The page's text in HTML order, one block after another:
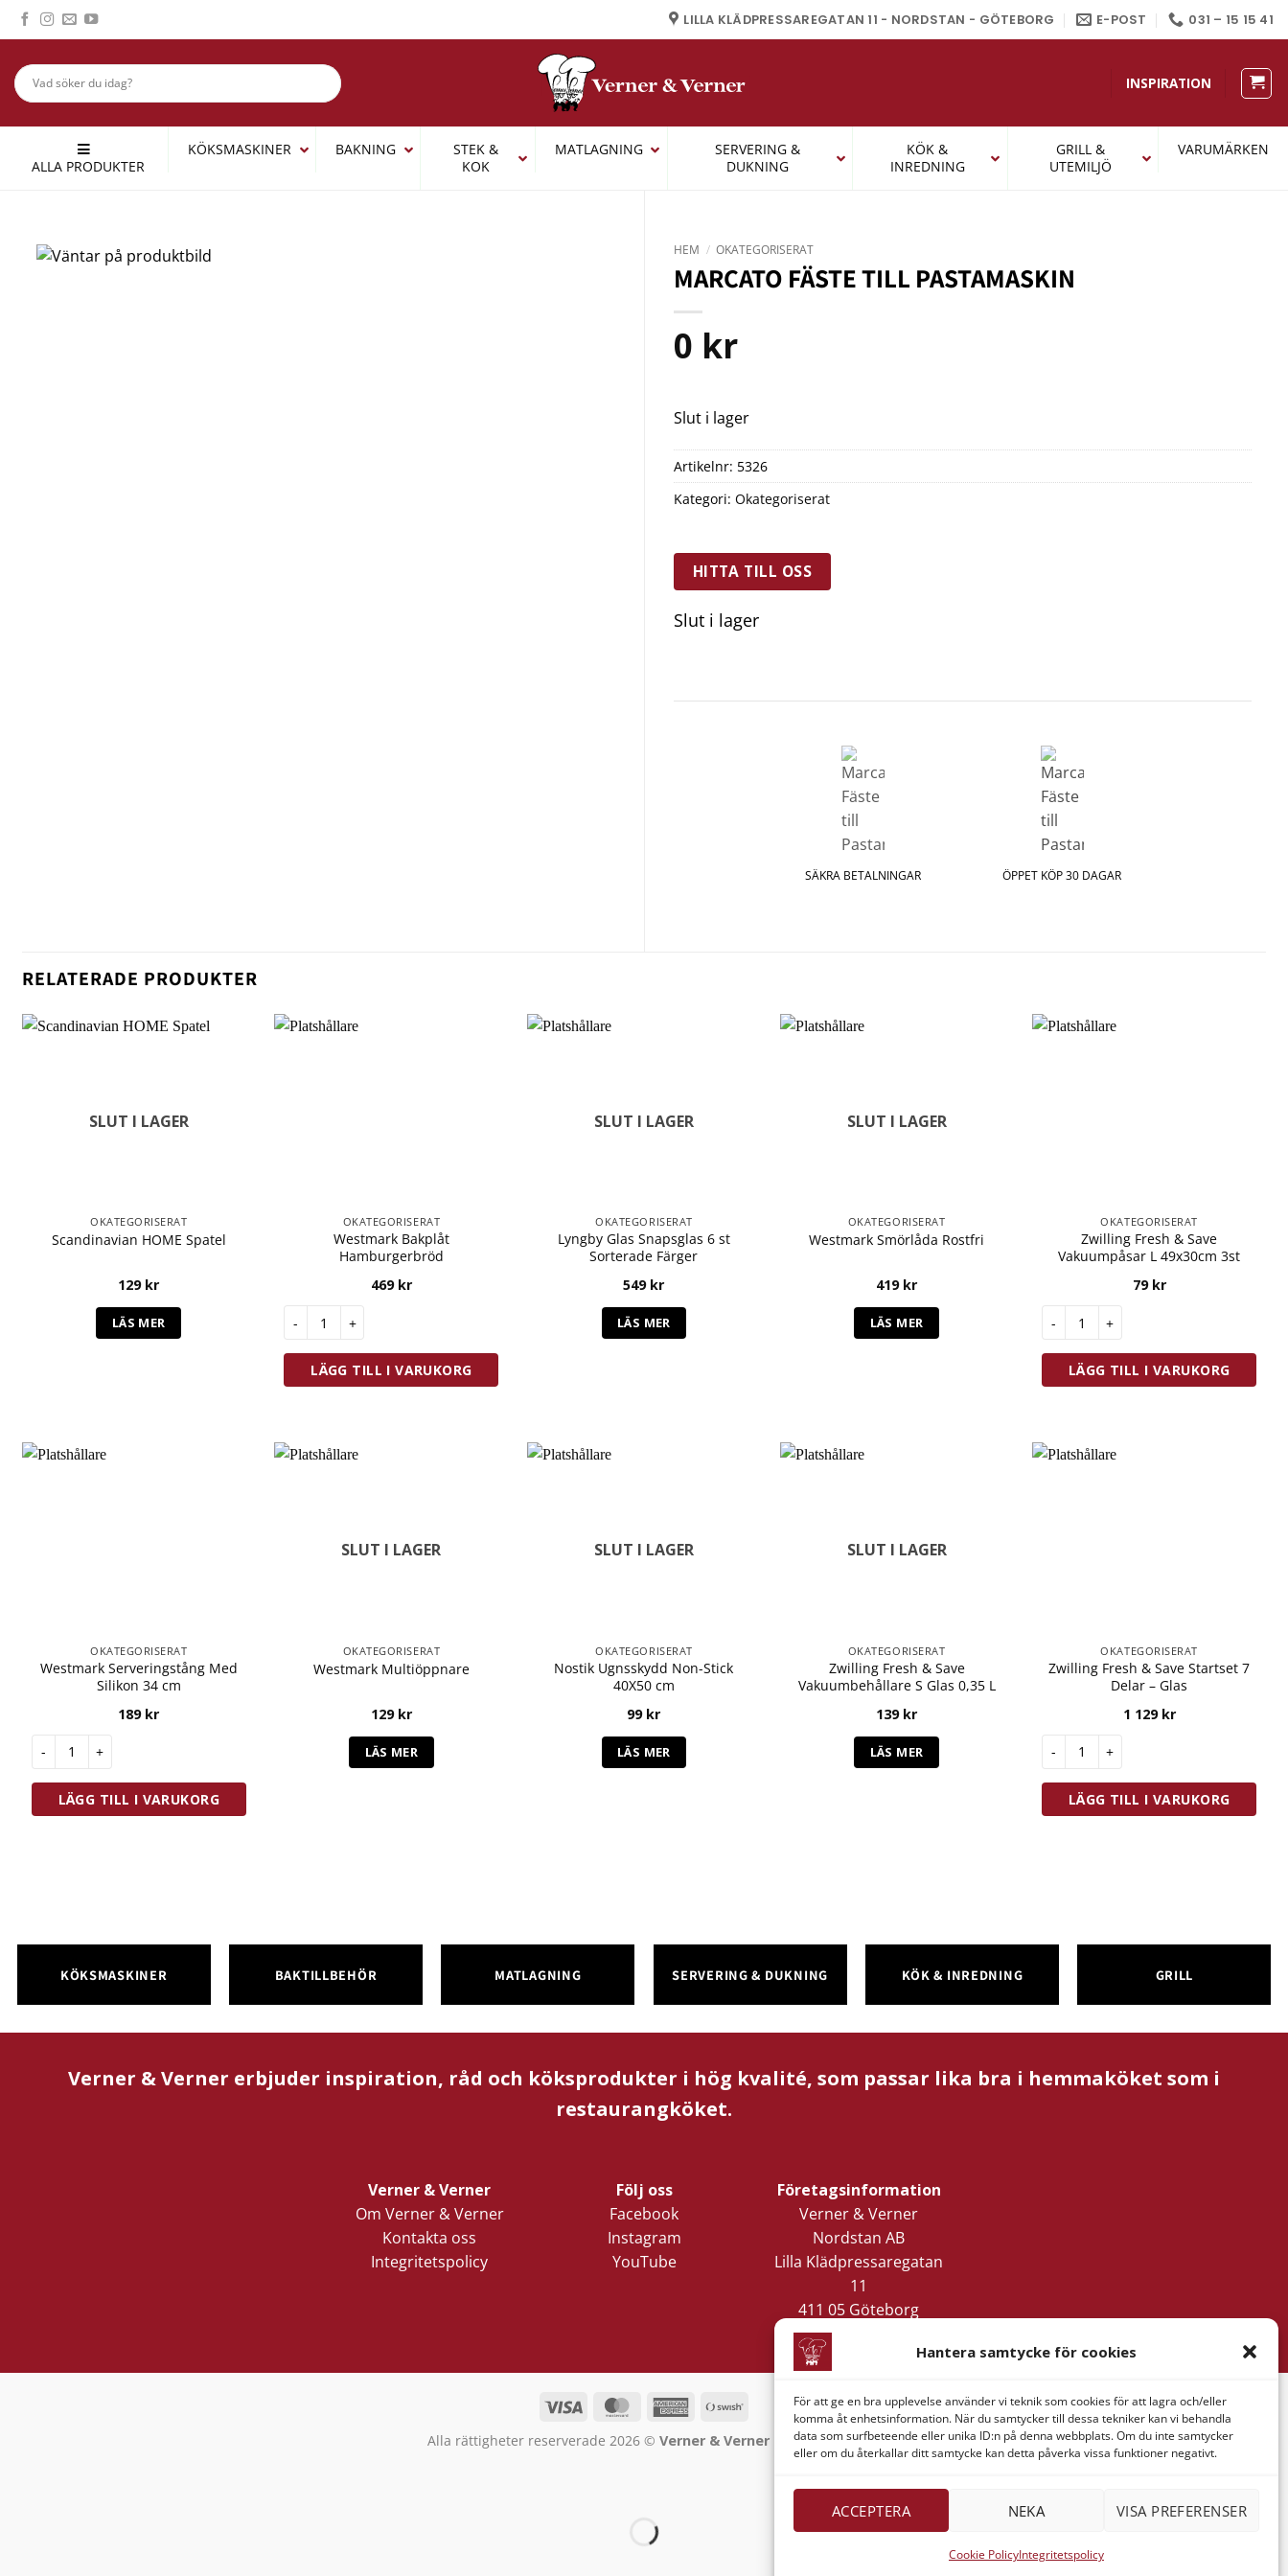
Hantera samtycke för cookies
För att ge en bra upplevelse använder vi teknik som cookies för att lagra och/eller
komma åt enhetsinformation. När du samtycker till dessa tekniker kan vi behandla
data som surfbeteende eller unika ID:n på denna webbplats. Om du inte samtycker
eller om du återkallar ditt samtycke kan detta påverka vissa funktioner negativt.
ACCEPTERA NEKA VISA PREFERENSER
Cookie PolicyIntegritetspolicy
Skip
to
LILLA KLÄDPRESSAREGATAN 11 - NORDSTAN - GÖTEBORG E-POST 031 – 15 15 41
INSPIRATION
ALLA PRODUKTER
KÖKSMASKINER BAKNING
STEK &
KOK
MATLAGNING
SERVERING &
DUKNING
KÖK &
INREDNING
GRILL &
UTEMILJÖ
VARUMÄRKEN
HEM / OKATEGORISERAT
MARCATO FÄSTE TILL PASTAMASKIN
0 kr
Slut i lager
Artikelnr: 5326
Kategori: Okategoriserat
HITTA TILL OSS
Slut i lager
SÄKRA BETALNINGAR ÖPPET KÖP 30 DAGAR
RELATERADE PRODUKTER
SLUT I LAGER
OKATEGORISERAT
Scandinavian HOME Spatel
129 kr
LÄS MER
OKATEGORISERAT
Westmark Bakplåt
Hamburgerbröd
469 kr
LÄGG TILL I VARUKORG
SLUT I LAGER
OKATEGORISERAT
Lyngby Glas Snapsglas 6 st
Sorterade Färger
549 kr
LÄS MER
SLUT I LAGER
OKATEGORISERAT
Westmark Smörlåda Rostfri
419 kr
LÄS MER
OKATEGORISERAT
Zwilling Fresh & Save
Vakuumpåsar L 49x30cm 3st
79 kr
LÄGG TILL I VARUKORG
OKATEGORISERAT
Westmark Serveringstång Med
Silikon 34 cm
189 kr
Westmark Serveringstång Med Silikon 34 cm mängd
LÄGG TILL I VARUKORG
SLUT I LAGER
OKATEGORISERAT
Westmark Multiöppnare
129 kr
LÄS MER
SLUT I LAGER
OKATEGORISERAT
Nostik Ugnsskydd Non-Stick
40X50 cm
99 kr
LÄS MER
SLUT I LAGER
OKATEGORISERAT
Zwilling Fresh & Save
Vakuumbehållare S Glas 0,35 L
139 kr
LÄS MER
OKATEGORISERAT
Zwilling Fresh & Save Startset 7
Delar – Glas
1 129 kr
Zwilling Fresh & Save Startset 7 Delar
LÄGG TILL I VARUKORG
KÖKSMASKINER BAKTILLBEHÖR MATLAGNING SERVERING & DUKNING KÖK & INREDNING GRILL
Verner & Verner erbjuder inspiration, råd och köksprodukter i hög kvalité, som passar lika bra i hemmaköket som i
restaurangköket.
Verner & Verner
Om Verner & Verner
Kontakta oss
Integritetspolicy
Följ oss
Facebook
Instagram
YouTube
Företagsinformation
Verner & Verner
Nordstan AB
Lilla Klädpressaregatan
11
411 05 Göteborg
Visa MasterCardAmericanSwish
Alla rättigheter reserverade 2026 © Verner & Verner Nordstan AB